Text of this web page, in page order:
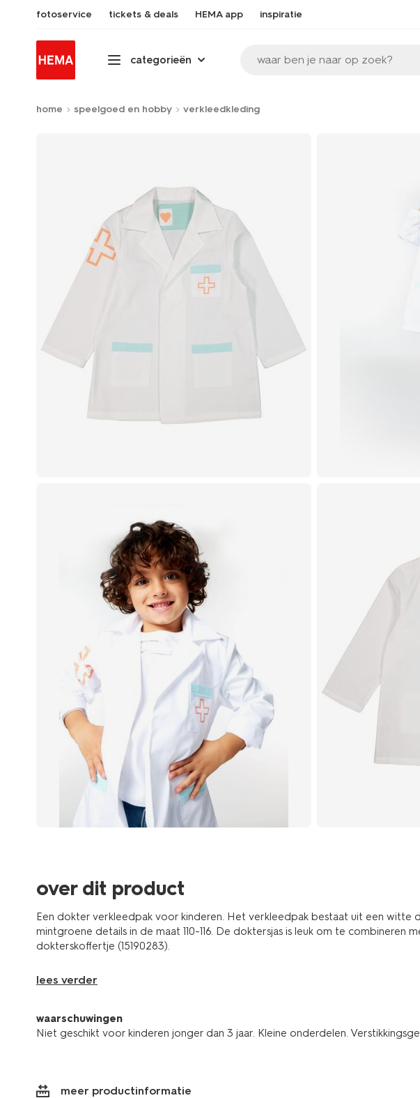
fotoservice tickets & deals HEMA app inspiratie
categorieën waar ben je naar op zoek?
home speelgoed en hobby verkleedkleding
over dit product
Een dokter verkleedpak voor kinderen. Het verkleedpak bestaat uit een witte
mintgroene details in de maat 110-116. De doktersjas is leuk om te combineren
dokterskoffertje (15190283).
lees verder
waarschuwingen
Niet geschikt voor kinderen jonger dan 3 jaar. Kleine onderdelen.
meer productinformatie